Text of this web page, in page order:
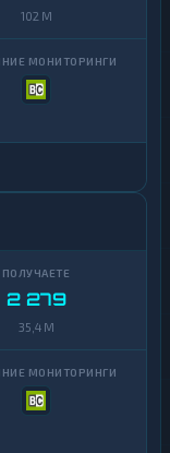
102 M
2 279
35,4 M